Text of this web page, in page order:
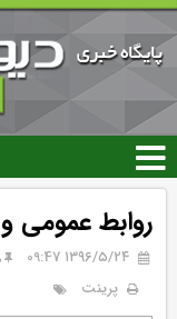
روابط عمومی
۱۳۹۶/۵/۲۴ 09:47
پرینت